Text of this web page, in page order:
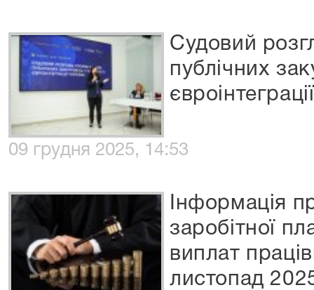
Судовий
публічних
09 грудня 2025, 14:53
Інформація
заробітної
виплат
листопад